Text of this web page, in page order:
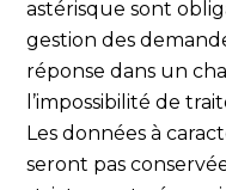
astérisque sont
gestion des
réponse dans un
l’impossibilité de
Les données à
seront pas